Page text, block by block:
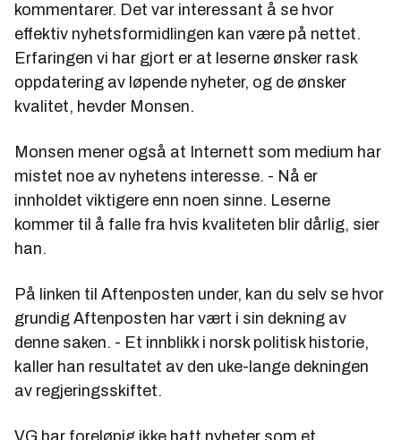
kommentarer. Det var interessant å se hvor
effektiv nyhetsformidlingen kan være på nettet.
Erfaringen vi har gjort er at leserne ønsker rask
oppdatering av løpende nyheter, og de ønsker
kvalitet, hevder Monsen.
Monsen mener også at Internett som medium har
mistet noe av nyhetens interesse. - Nå er
innholdet viktigere enn noen sinne. Leserne
kommer til å falle fra hvis kvaliteten blir dårlig, sier
han.
På linken til Aftenposten under, kan du selv se hvor
grundig Aftenposten har vært i sin dekning av
denne saken. - Et innblikk i norsk politisk historie,
kaller han resultatet av den uke-lange dekningen
av regjeringsskiftet.
VG har foreløpig ikke hatt nyheter som et